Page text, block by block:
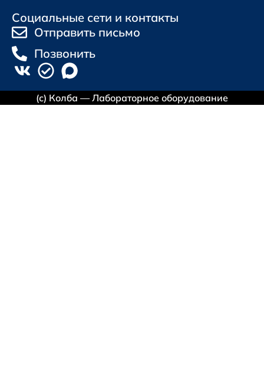
Социальные сети и контакты
Отправить письмо
Позвонить
(с) Колба — Лабораторное оборудование